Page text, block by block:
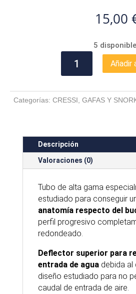
15,00
5
CRESSI
cantidad
Añadir
Categorías: CRESSI GAFAS Y
Descripción
Valoraciones (0)
Tubo de alta gama
estudiado para conseguir
anatomía respecto del
perfil progresivo
redondeado.
Deflector superior para
entrada de aguadebida al
diseño estudiado para no
caudal de entrada de aire.